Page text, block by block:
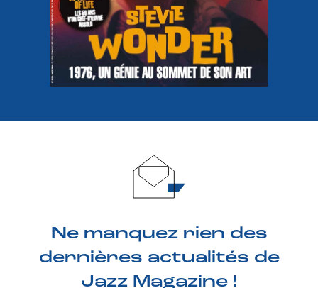
Ne manquez rien des
dernières actualités de
Jazz Magazine !